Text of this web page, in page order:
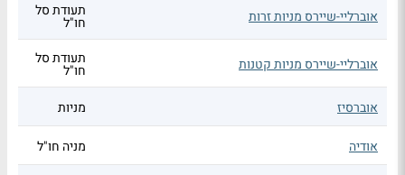
אוברליי-שיירס מניות זרות תעודת סל
חו"ל
אוברליי-שיירס מניות קטנות תעודת סל
חו"ל
אוברסיז
מניות
אודיה מניה חו"ל